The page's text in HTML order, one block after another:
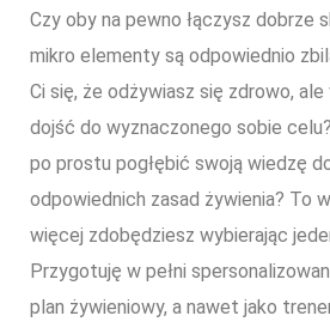
Czy oby na pewno łączysz dobrze
mikro elementy są odpowiednio
Ci się, że odżywiasz się zdrowo,
dojść do wyznaczonego sobie
po prostu pogłębić swoją wiedzę
odpowiednich zasad żywienia? To
więcej zdobędziesz wybierając
Przygotuję w pełni
plan żywieniowy, a nawet jako